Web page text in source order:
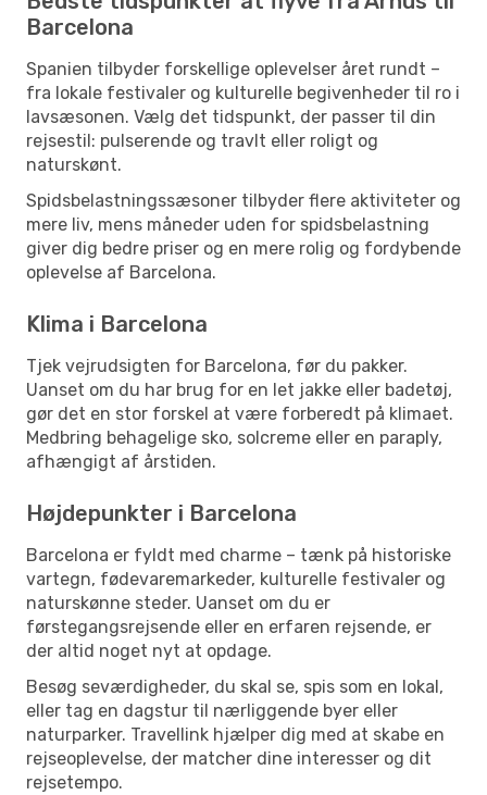
Barcelona
Spanien tilbyder forskellige oplevelser året rundt –
fra lokale festivaler og kulturelle begivenheder til ro i
lavsæsonen. Vælg det tidspunkt, der passer til din
rejsestil: pulserende og travlt eller roligt og
naturskønt.
Spidsbelastningssæsoner tilbyder flere aktiviteter og
mere liv, mens måneder uden for spidsbelastning
giver dig bedre priser og en mere rolig og fordybende
oplevelse af Barcelona.
Klima i Barcelona
Tjek vejrudsigten for Barcelona, før du pakker.
Uanset om du har brug for en let jakke eller badetøj,
gør det en stor forskel at være forberedt på klimaet.
Medbring behagelige sko, solcreme eller en paraply,
afhængigt af årstiden.
Højdepunkter i Barcelona
Barcelona er fyldt med charme – tænk på historiske
vartegn, fødevaremarkeder, kulturelle festivaler og
naturskønne steder. Uanset om du er
førstegangsrejsende eller en erfaren rejsende, er
der altid noget nyt at opdage.
Besøg seværdigheder, du skal se, spis som en lokal,
eller tag en dagstur til nærliggende byer eller
naturparker. Travellink hjælper dig med at skabe en
rejseoplevelse, der matcher dine interesser og dit
rejsetempo.